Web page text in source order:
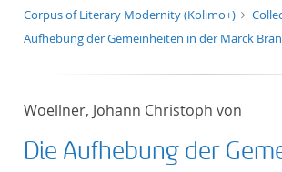
Corpus of Literary Modernity (Kolimo+)
Aufhebung der Gemeinheiten in der Marck
Woellner, Johann Christoph von
Die Aufhebung der